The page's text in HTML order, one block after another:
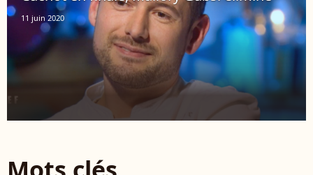
11 juin 2020